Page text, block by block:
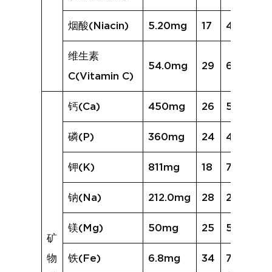
烟酸(Niacin) 5.20mg 17 4.83mg
维生素
C(Vitamin C)
54.0mg 29 63.8mg
矿
物
钙(Ca) 450mg 26 574mg
磷(P) 360mg 24 403mg
钾(K) 811mg 18 730mg
钠(Na) 212.0mg 28 228.1mg
镁(Mg) 50mg 25 56mg
铁(Fe) 6.8mg 34 7.8mg